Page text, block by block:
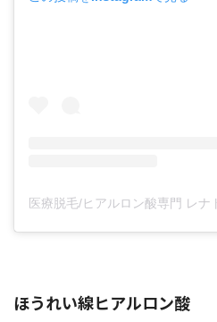
ほうれい線ヒアルロン酸